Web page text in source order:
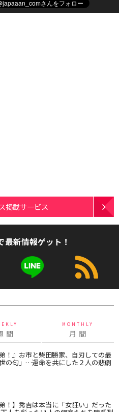
掲載サービス
最新情報ゲット！
間
MONTHLY
月 間
弟！』お市と柴田勝家、自刃しての最
の句」…運命を共にした２人の悲劇
弟！】秀吉は本当に「女狂い」だった